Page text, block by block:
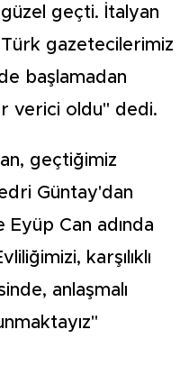
geçti. İtalyan
Türk gazetecilerimiz
başlamadan
verici oldu" dedi.
geçtiğimiz
Güntay'dan
Eyüp Can adında
karşılıklı
anlaşmalı